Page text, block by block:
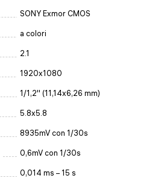
SONY Exmor CMOS
a colori
2.1
1920x1080
1/1,2'' (11,14x6,26 mm)
5.8x5.8
8935mV con 1/30s
0,6mV con 1/30s
0,014 ms – 15 s